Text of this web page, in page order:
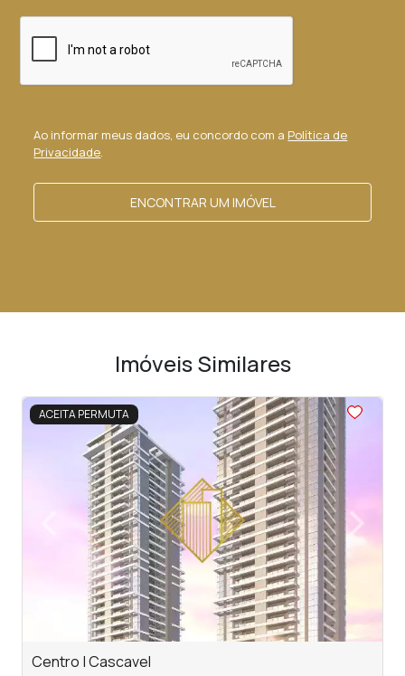
Ao informar meus dados, eu concordo com a Política de
Privacidade.
ENCONTRAR UM IMÓVEL
Imóveis Similares
ACEITA PERMUTA
<<<<
Previous ›
Next
Centro | Cascavel